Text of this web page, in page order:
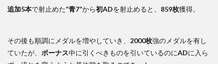
追加5本で射止めた“青7”から初ADを射止めると、 859枚獲得。
その後も順調にメダルを増やしていき、 2000枚強のメダルを有し
ていたが、 ボーナス中に引くべきものを引いているのにADに入ら